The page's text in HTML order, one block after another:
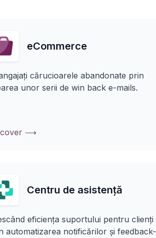
eCommerce
cărucioarele abandonate prin
unor serii de win back e-mails.
⟶
Centru de asistență
eficiența suportului pentru clienți
automatizarea notificărilor și feedback-